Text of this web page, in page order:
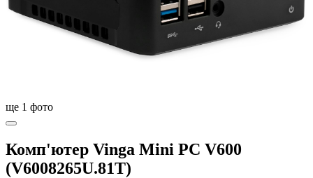
ще 1 фото
Комп'ютер Vinga Mini PC V600
(V6008265U.81T)